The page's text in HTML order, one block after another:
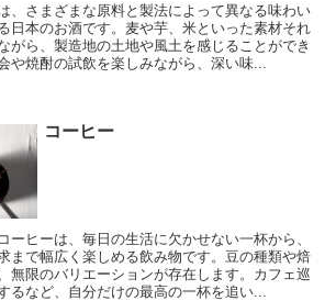
、さまざまな原料と製法によって異なる味わい
日本のお酒です。麦や芋、米といった素材それ
がら、製造地の土地や風土を感じることができ
や焼酎の試飲を楽しみながら、深い味...
コーヒー
ーヒーは、毎日の生活に欠かせない一杯から、
まで幅広く楽しめる飲み物です。豆の種類や焙
無限のバリエーションが存在します。カフェ巡
るなど、自分だけの最高の一杯を追い...